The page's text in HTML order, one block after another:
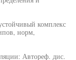
комплекс
норм,
Автореф. дис.